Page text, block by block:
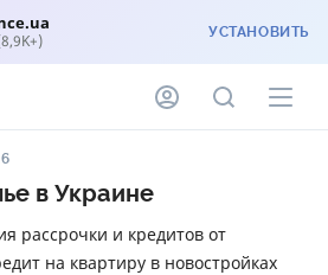
УСТАНОВИТЬ
в Украине
рассрочки и кредитов от
на квартиру в новостройках